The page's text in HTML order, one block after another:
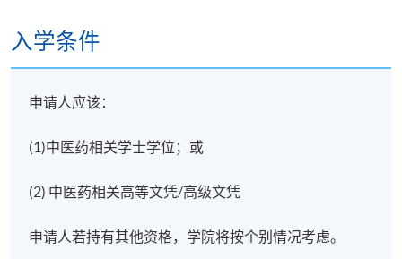
入学条件
申请人应该：
(1)中医药相关学士学位；或
(2) 中医药相关高等文凭/高级文凭
申请人若持有其他资格，学院将按个别情况考虑。